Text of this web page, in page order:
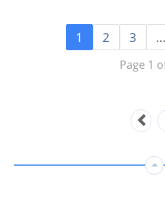
1 2 3 …
Page 1